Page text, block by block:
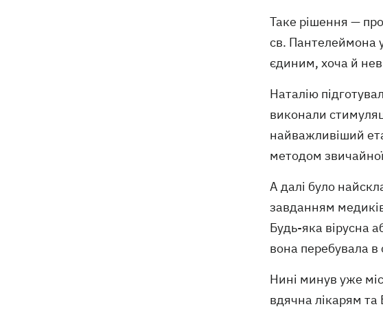
Таке рішення —
св. Пантелеймона
єдиним, хоча й
Наталію
виконали
найважливіший
методом
А далі було
завданням
Будь-яка вірусна
вона перебувала в
Нині минув уже
вдячна лікарям та